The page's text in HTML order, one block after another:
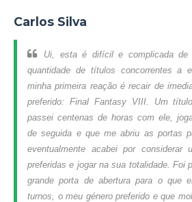
Carlos Silva
Ui, esta é difícil e complicada de
quantidade de títulos concorrentes a
minha primeira reação é recair de
preferido: Final Fantasy VIII. Um
passei centenas de horas com ele,
de seguida e que me abriu as portas
eventualmente acabei por considerar
preferidas e jogar na sua totalidade. Foi
grande porta de abertura para o que
turnos, o meu género preferido e que